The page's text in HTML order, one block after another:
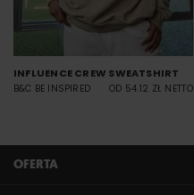
INFLUENCE CREW SWEATSHIRT
B&C BE INSPIRED OD 54.12 ZŁ NETTO
OFERTA